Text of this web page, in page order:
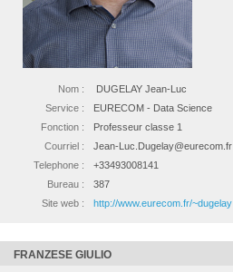
Nom :
DUGELAY Jean-Luc
Service :
EURECOM - Data Science
Fonction :
Professeur classe 1
Courriel :
Jean-Luc.Dugelay@eurecom.fr
Telephone :
+33493008141
Bureau :
387
Site web :
http://www.eurecom.fr/~dugelay
FRANZESE GIULIO